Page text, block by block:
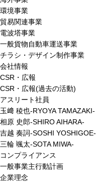
環境事業
貿易関連事業
電波塔事業
一般貨物自動車運送事業
チラシ・デザイン制作事業
会社情報
CSR・広報
CSR・広報(過去の活動)
アスリート社員
玉﨑 稜也-RYOYA TAMAZAKI-
相原 史郎-SHIRO AIHARA-
吉越 奏詞-SOSHI YOSHIGOE-
三輪 颯太-SOTA MIWA-
コンプライアンス
一般事業主行動計画
企業理念